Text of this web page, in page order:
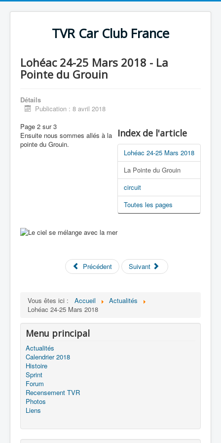
TVR Car Club France
Lohéac 24-25 Mars 2018 - La
Pointe du Grouin
Détails
Publication : 8 avril 2018
Index de l'article
Lohéac 24-25 Mars 2018
La Pointe du Grouin
circuit
Toutes les pages
Page 2 sur 3
Ensuite nous sommes allés à la
pointe du Grouin.
Précédent Suivant
Vous êtes ici : Accueil
Actualités
Lohéac 24-25 Mars 2018
Menu principal
Actualités
Calendrier 2018
Histoire
Sprint
Forum
Recensement TVR
Photos
Liens